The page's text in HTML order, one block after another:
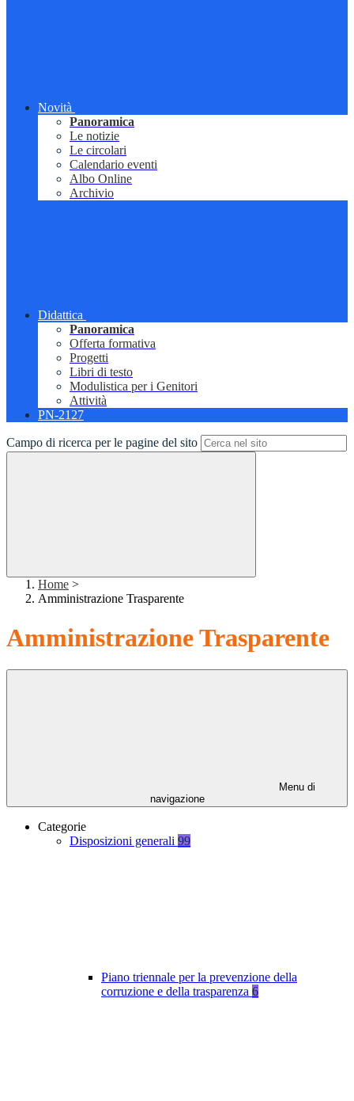
Novità
Panoramica
Le notizie
Le circolari
Calendario eventi
Albo Online
Archivio
Didattica
Panoramica
Offerta formativa
Progetti
Libri di testo
Modulistica per i Genitori
Attività
PN-2127
Campo di ricerca per le pagine del sito
Home >
Amministrazione Trasparente
Amministrazione Trasparente
Menu di
navigazione
Categorie
Disposizioni generali 99
Piano triennale per la prevenzione della
corruzione e della trasparenza 6